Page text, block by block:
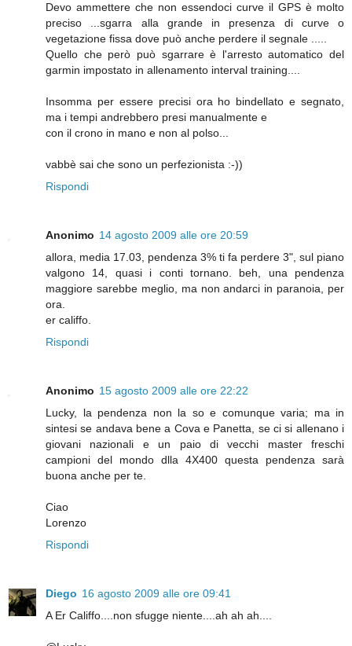
Devo ammettere che non essendoci curve il GPS è molto
preciso ...sgarra alla grande in presenza di curve o
vegetazione fissa dove può anche perdere il segnale .....
Quello che però può sgarrare è l'arresto automatico del
garmin impostato in allenamento interval training....
Insomma per essere precisi ora ho bindellato e segnato,
ma i tempi andrebbero presi manualmente e
con il crono in mano e non al polso...
vabbè sai che sono un perfezionista :-))
Rispondi
Anonimo 14 agosto 2009 alle ore 20:59
allora, media 17.03, pendenza 3% ti fa perdere 3", sul piano
valgono 14, quasi i conti tornano. beh, una pendenza
maggiore sarebbe meglio, ma non andarci in paranoia, per
ora.
er califfo.
Rispondi
Anonimo 15 agosto 2009 alle ore 22:22
Lucky, la pendenza non la so e comunque varia; ma in
sintesi se andava bene a Cova e Panetta, se ci si allenano i
giovani nazionali e un paio di vecchi master freschi
campioni del mondo dlla 4X400 questa pendenza sarà
buona anche per te.
Ciao
Lorenzo
Rispondi
Diego 16 agosto 2009 alle ore 09:41
A Er Califfo....non sfugge niente....ah ah ah....